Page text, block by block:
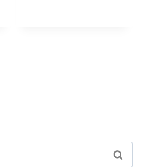
Cerca